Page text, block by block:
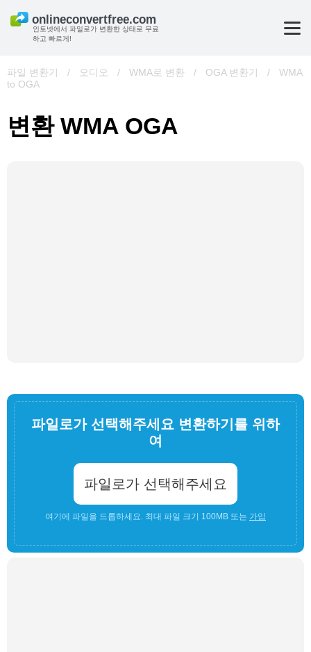
인토넷에서 파일로가 변환한 상태로 무료
하고 빠르게!
파일 변환기 / 오디오 / WMA로 변환 / OGA 변환기 /
WMA
to OGA
변환 WMA OGA
파일로가 선택해주세요 변환하기를 위하
여
파일로가 선택해주세요
여기에 파일을 드롭하세요. 최대 파일 크기 100MB 또는 가입